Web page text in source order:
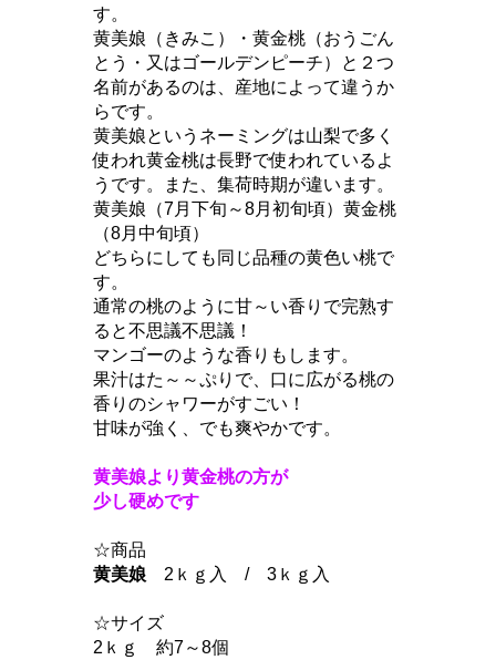
す。
黄美娘（きみこ）・黄金桃（おうごん
とう・又はゴールデンピーチ）と２つ
名前があるのは、産地によって違うか
らです。
黄美娘というネーミングは山梨で多く
使われ黄金桃は長野で使われているよ
うです。また、集荷時期が違います。
黄美娘（7月下旬～8月初旬頃）黄金桃
（8月中旬頃）
どちらにしても同じ品種の黄色い桃で
す。
通常の桃のように甘～い香りで完熟す
ると不思議不思議！
マンゴーのような香りもします。
果汁はた～～ぷりで、口に広がる桃の
香りのシャワーがすごい！
甘味が強く、でも爽やかです。
黄美娘より黄金桃の方が
少し硬めです
☆商品
黄美娘 2ｋｇ入 / 3ｋｇ入
☆サイズ
2ｋｇ 約7～8個